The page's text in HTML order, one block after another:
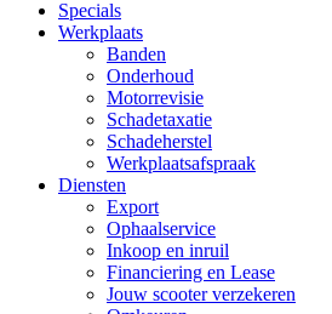
Specials
Werkplaats
Banden
Onderhoud
Motorrevisie
Schadetaxatie
Schadeherstel
Werkplaatsafspraak
Diensten
Export
Ophaalservice
Inkoop en inruil
Financiering en Lease
Jouw scooter verzekeren